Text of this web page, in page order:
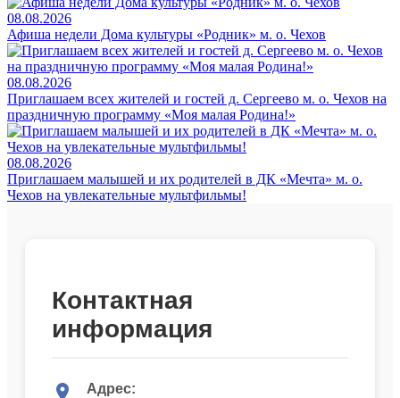
08.08.2026
Афиша недели Дома культуры «Родник» м. о. Чехов
08.08.2026
Приглашаем всех жителей и гостей д. Сергеево м. о. Чехов на
праздничную программу «Моя малая Родина!»
08.08.2026
Приглашаем малышей и их родителей в ДК «Мечта» м. о.
Чехов на увлекательные мультфильмы!
Контактная
информация
Адрес: